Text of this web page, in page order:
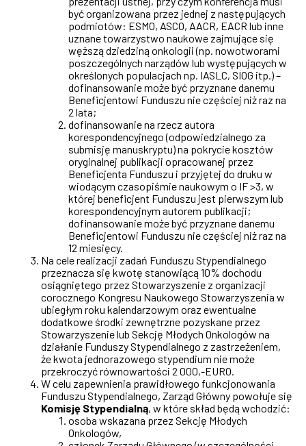
być organizowana przez jednej z następujących
podmiotów: ESMO, ASCO, AACR, EACR lub inne
uznane towarzystwo naukowe zajmujące się
węższą dziedziną onkologii (np. nowotworami
poszczególnych narządów lub występujących w
określonych populacjach np. IASLC, SIOG itp.) –
dofinansowanie może być przyznane danemu
Beneficjentowi Funduszu nie częściej niż raz na
2 lata;
dofinansowanie na rzecz autora
korespondencyjnego (odpowiedzialnego za
submisję manuskryptu) na pokrycie kosztów
oryginalnej publikacji opracowanej przez
Beneficjenta Funduszu i przyjętej do druku w
wiodącym czasopiśmie naukowym o IF>3, w
której beneficjent Funduszu jest pierwszym lub
korespondencyjnym autorem publikacji;
dofinansowanie może być przyznane danemu
Beneficjentowi Funduszu nie częściej niż raz na
12 miesięcy.
Na cele realizacji zadań Funduszu Stypendialnego
przeznacza się kwotę stanowiącą 10% dochodu
osiągniętego przez Stowarzyszenie z organizacji
corocznego Kongresu Naukowego Stowarzyszenia w
ubiegłym roku kalendarzowym oraz ewentualne
dodatkowe środki zewnętrzne pozyskane przez
Stowarzyszenie lub Sekcję Młodych Onkologów na
działanie Funduszy Stypendialnego z zastrzeżeniem,
że kwota jednorazowego stypendium nie może
przekroczyć równowartości 2 000,-EURO.
W celu zapewnienia prawidłowego funkcjonowania
Funduszu Stypendialnego, Zarząd Główny powołuje się
Komisję Stypendialną, w które skład będą wchodzić:
osoba wskazana przez Sekcję Młodych
Onkologów,